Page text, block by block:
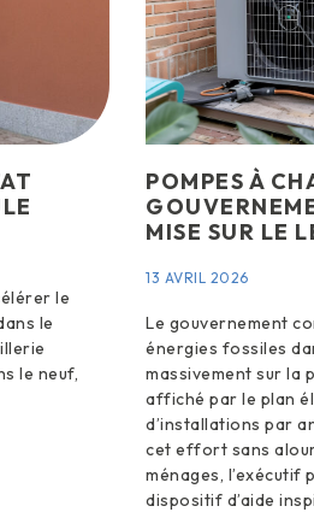
le
le
le neuf,
POMPES À
MISE SUR LE
13 AVRIL 2026
Le gouvernement
énergies fossiles
massivement sur la
affiché par le plan
d’installations par
cet effort sans
ménages, l’exécutif
dispositif d’aide